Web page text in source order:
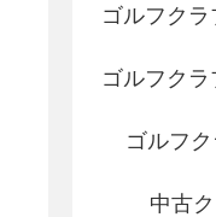
ゴルフク
ゴルフク
ゴルフ
中古